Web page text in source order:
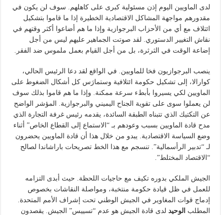
لدى الماويين اليوم إذن مسئولية كبرى على كاهلهم. سوف لن يكون في
مقدورهم مواجهة المشاكل الاقتصادية الخطيرة إذا ما قاموا بتشكيل
ائتلاف مع أي من الأحزاب البرجوازية وإذا ما هم أضاعوا أكثر وقتهم في
نقاش التغيير الدستوري. لقد صوتت الجماهير عليهم ليس من أجل
إضاعة الوقت في الثرثرة، بل من أجل القيام بعمل ملموس ضد الفقر.
ينصب البرجوازيون فخا للماويين. في الواقع لقد دعا الرئيس الحالي،
كوارالا، إلى تشكيل حكومة ائتلافية وستمارَس كل أشكال الضغوط على
الماويين لكي يسيروا بأبطء سرعة ممكنة. وإذا ما هم قاموا بذلك سوف
لن يعملوا سوى على تقوية الجناح اليميني والبرجوازية. المؤشر الواضح
عن التكتيك الذي تتبناه الطبقة السائدة، يقدمه رئيس غرفة التجارة الذي
مدح قادة الماويين بسبب وعودهم بـ “الاستماع إلى القطاع الخاص” أثناء
وضع السياسة الاقتصادية. يبدو من خلال هذا أن قادة الماويين يحضرون
لـ “تدبير الرأسمالية”. تنسجم مع هذا الخط تصريحات باراشاندا لصالح
“الاقتصاد المختلط”.
الجيش الملكي بدوره تكيف مع حاجيات اللحظة. حيث أبدى التزامه
للعمل في ظل قيادة حكومة منتخبة، ومواصلة النقاشات بخصوص
إدماج قوات المغاوير في الجيش الوطني تحت إشراف الأمم المتحدة.
المطلب الوحيد لدى قادة الجيش هو عدم “تسييس” الجيش. يقصدون